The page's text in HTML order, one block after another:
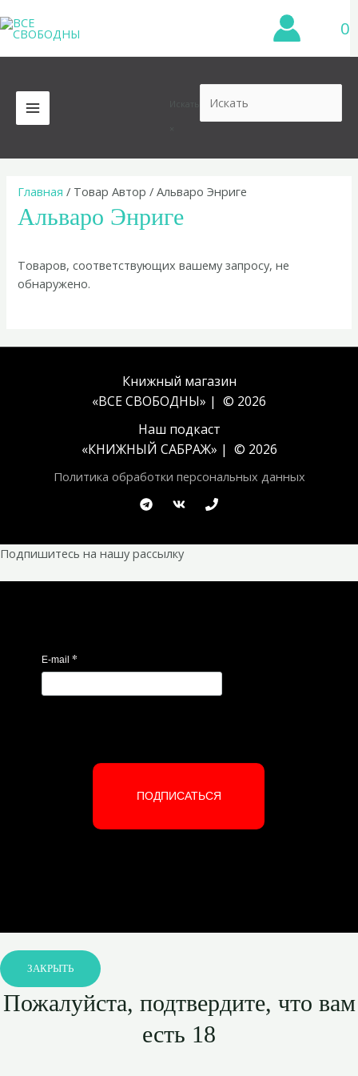
к
содержимому
0
MAIN
MENU
Главная / Товар Автор / Альваро Энриге
Альваро Энриге
Товаров, соответствующих вашему запросу, не
обнаружено.
Книжный магазин
«ВСЕ СВОБОДНЫ» | © 2026
Наш подкаст
«КНИЖНЫЙ САБРАЖ» | © 2026
Политика обработки персональных данных
Подпишитесь на нашу рассылку
E-mail *
ПОДПИСАТЬСЯ
ЗАКРЫТЬ
Пожалуйста, подтвердите, что вам
есть 18